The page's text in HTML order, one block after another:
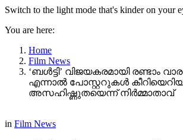
Switch to the light mode that's kinder on your
You are here:
Home
Film News
‘ബൾട്ടി’ വിജയകരമായി രണ്ടാം
എന്നാൽ പോസ്റ്ററുകൾ
അസഹിഷ്ണുതയെന്ന് നിർമ്മാതാവ്
in Film News